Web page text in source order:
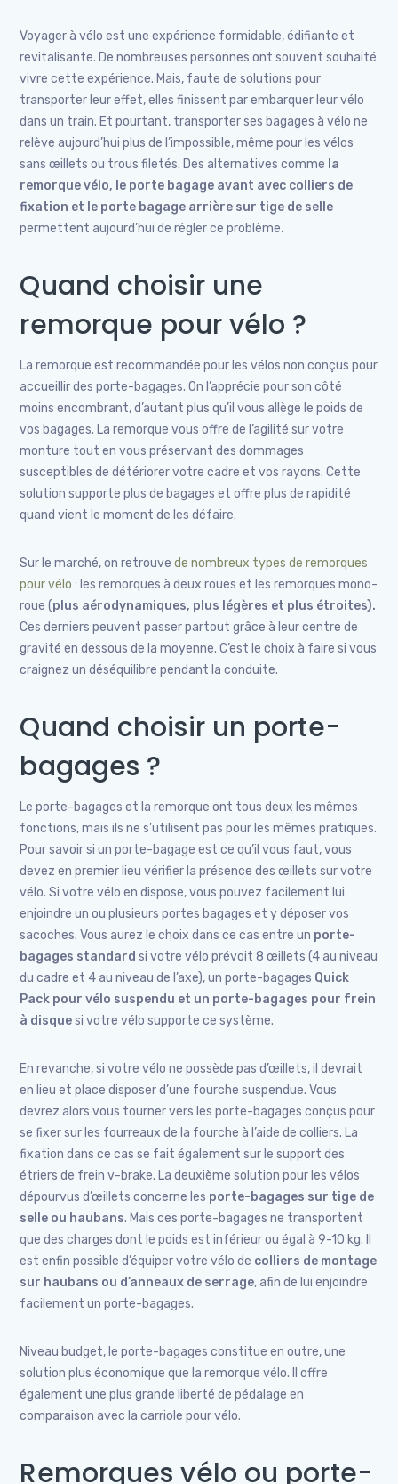
Voyager à vélo est une expérience formidable, édifiante et
revitalisante. De nombreuses personnes ont souvent souhaité
vivre cette expérience. Mais, faute de solutions pour
transporter leur effet, elles finissent par embarquer leur vélo
dans un train. Et pourtant, transporter ses bagages à vélo ne
relève aujourd’hui plus de l’impossible, même pour les vélos
sans œillets ou trous filetés. Des alternatives comme la
remorque vélo, le porte bagage avant avec colliers de
fixation et le porte bagage arrière sur tige de selle
permettent aujourd’hui de régler ce problème.
Quand choisir une
remorque pour vélo ?
La remorque est recommandée pour les vélos non conçus pour
accueillir des porte-bagages. On l’apprécie pour son côté
moins encombrant, d’autant plus qu’il vous allège le poids de
vos bagages. La remorque vous offre de l’agilité sur votre
monture tout en vous préservant des dommages
susceptibles de détériorer votre cadre et vos rayons. Cette
solution supporte plus de bagages et offre plus de rapidité
quand vient le moment de les défaire.
Sur le marché, on retrouvede nombreux types de remorques
pour vélo : les remorques à deux roues et les remorques mono-
roue (plus aérodynamiques, plus légères et plus étroites).
Ces derniers peuvent passer partout grâce à leur centre de
gravité en dessous de la moyenne. C’est le choix à faire si vous
craignez un déséquilibre pendant la conduite.
Quand choisir un porte-
bagages ?
Le porte-bagages et la remorque ont tous deux les mêmes
fonctions, mais ils ne s’utilisent pas pour les mêmes pratiques.
Pour savoir si un porte-bagage est ce qu’il vous faut, vous
devez en premier lieu vérifier la présence des œillets sur votre
vélo. Si votre vélo en dispose, vous pouvez facilement lui
enjoindre un ou plusieurs portes bagages et y déposer vos
sacoches. Vous aurez le choix dans ce cas entre un porte-
bagages standard si votre vélo prévoit 8 œillets (4 au niveau
du cadre et 4 au niveau de l’axe), un porte-bagages Quick
Pack pour vélo suspendu et un porte-bagages pour frein
à disquesi votre vélo supporte ce système.
En revanche, si votre vélo ne possède pas d’œillets, il devrait
en lieu et place disposer d’une fourche suspendue. Vous
devrez alors vous tourner vers les porte-bagages conçus pour
se fixer sur les fourreaux de la fourche à l’aide de colliers. La
fixation dans ce cas se fait également sur le support des
étriers de frein v-brake. La deuxième solution pour les vélos
dépourvus d’œillets concerne les porte-bagages sur tige de
selle ou haubans. Mais ces porte-bagages ne transportent
que des charges dont le poids est inférieur ou égal à 9-10 kg. Il
est enfin possible d’équiper votre vélo de colliers de montage
sur haubans ou d’anneaux de serrage, afin de lui enjoindre
facilement un porte-bagages.
Niveau budget, le porte-bagages constitue en outre, une
solution plus économique que la remorque vélo. Il offre
également une plus grande liberté de pédalage en
comparaison avec la carriole pour vélo.
Remorques vélo ou porte-